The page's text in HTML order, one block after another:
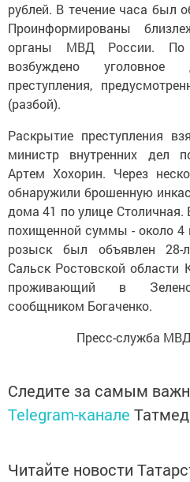
рублей. В течение часа был
Проинформированы
органы МВД России.
возбуждено
преступления,
(разбой).
Раскрытие преступления
министр внутренних дел
Артем Хохорин. Через
обнаружили брошенную
дома 41 по улице Столичная.
похищенной суммы - около 4
розыск был объявлен 28-
Сальск Ростовской области
проживающий в
сообщником Богаченко.
Пресс-служба МВД
Следите за самым
Telegram-канале
Читайте новости